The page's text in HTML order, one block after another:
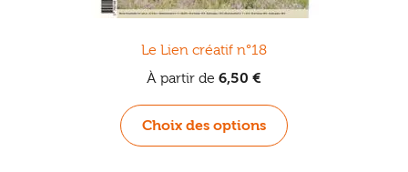
Le Lien créatif n°18
À partir de 6,50 €
Choix des options
Ce
produit